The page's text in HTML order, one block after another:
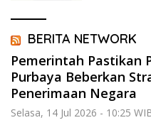
BERITA NETWORK
Pemerintah Pastikan
Purbaya Beberkan
Penerimaan Negara
Selasa, 14 Jul 2026 - 10:25